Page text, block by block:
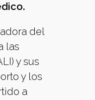
del
las
y sus
y los
a